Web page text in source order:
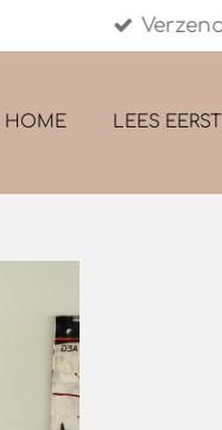
HOME LEES